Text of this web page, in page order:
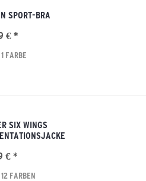
SPORT-BRA
€ *
FARBE
SIX WINGS
€ *
FARBEN